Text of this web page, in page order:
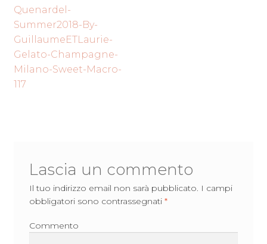
articoli
precedente:
Quenardel-
Summer2018-By-
GuillaumeETLaurie-
Gelato-Champagne-
Milano-Sweet-Macro-
117
Lascia un commento
Il tuo indirizzo email non sarà pubblicato. I campi
obbligatori sono contrassegnati *
Commento